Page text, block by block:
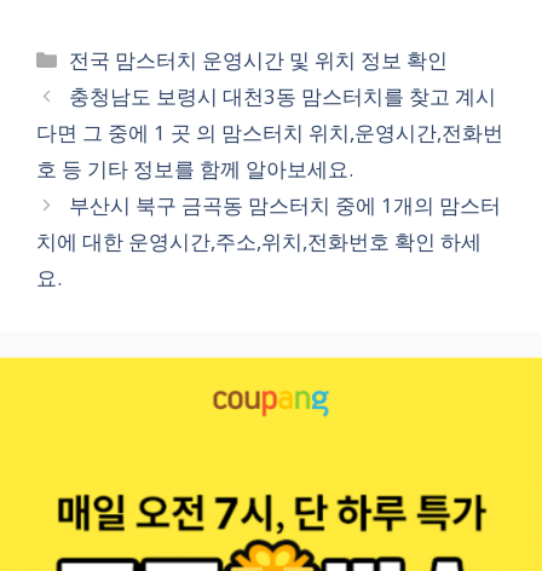
카
테
고
리
전국 맘스터치 운영시간 및 위치 정보 확인
충청남도 보령시 대천3동 맘스터치를 찾고 계시
다면 그 중에 1 곳 의 맘스터치 위치,운영시간,전화번
호 등 기타 정보를 함께 알아보세요.
부산시 북구 금곡동 맘스터치 중에 1개의 맘스터
치에 대한 운영시간,주소,위치,전화번호 확인 하세
요.